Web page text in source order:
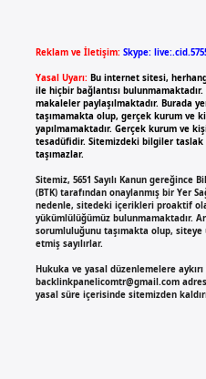
Reklam ve İletişim: Skype:
Yasal Uyarı: Bu internet sitesi,
ile hiçbir bağlantısı bulunmamaktadır.
makaleler paylaşılmaktadır. Burada
taşımamakta olup, gerçek kurum ve
yapılmamaktadır. Gerçek kurum ve
tesadüfidir. Sitemizdeki bilgiler
taşımazlar.
Sitemiz, 5651 Sayılı Kanun
(BTK) tarafından onaylanmış bir Yer
nedenle, sitedeki içerikleri proaktif
yükümlülüğümüz bulunmamaktadır.
sorumluluğunu taşımakta olup,
etmiş sayılırlar.
Hukuka ve yasal düzenlemelere
backlinkpanelicomtr@gmail.com
yasal süre içerisinde sitemizden